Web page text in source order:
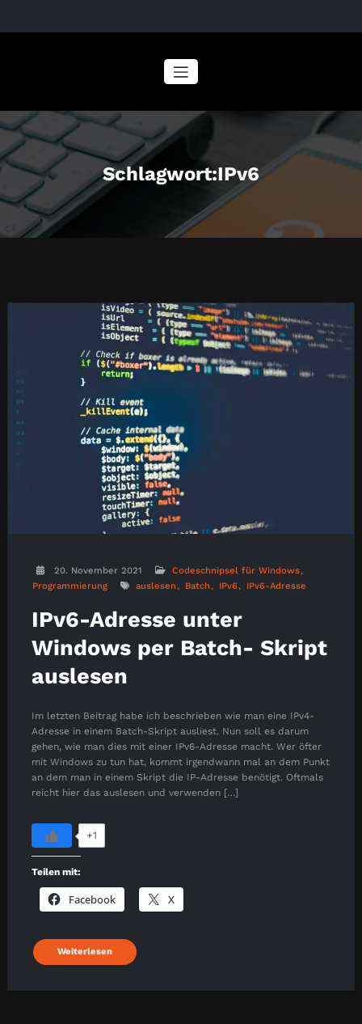
Schlagwort:IPv6
20. November 2021
Codeschnipsel für Windows
Programmierung
auslesen Batch IPv6 IPv6-Adresse
IPv6-Adresse unter
Windows per Batch- Skript
auslesen
Im letzten Beitrag habe ich beschrieben wie man eine IPv4-
Adresse in einem Batch-Skript ausliest. Nun soll es darum
gehen, wie man dies mit einer IPv6-Adresse macht. Wer öfter
mit Windows zu tun hat, kommt irgendwann mal an dem Punkt
an dem man in einem Skript die IP-Adresse benötigt. Oftmals
reicht hier das auslesen und verwenden […]
+1
Teilen mit:
Facebook X
Weiterlesen